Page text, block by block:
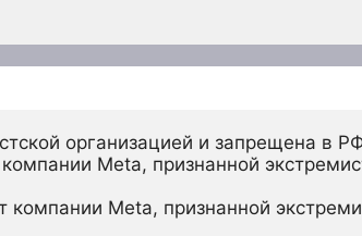
организацией и запрещена в
Meta, признанной
Meta, признанной